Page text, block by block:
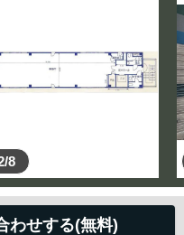
8
わせする(無料)